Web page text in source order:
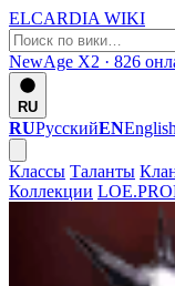
ELCARDIA WIKI
NewAge X2 · 826
RU
RUРусскийENEnglish
Классы Таланты
Коллекции